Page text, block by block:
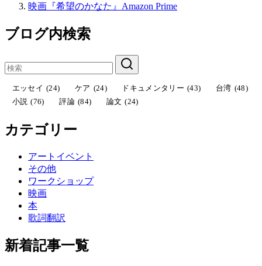
映画『希望のかなた』Amazon Prime
ブログ内検索
エッセイ (24) ケア (24) ドキュメンタリー (43) 台湾 (48)
小説 (76) 評論 (84) 論文 (24)
カテゴリー
アートイベント
その他
ワークショップ
映画
本
歌詞翻訳
新着記事一覧